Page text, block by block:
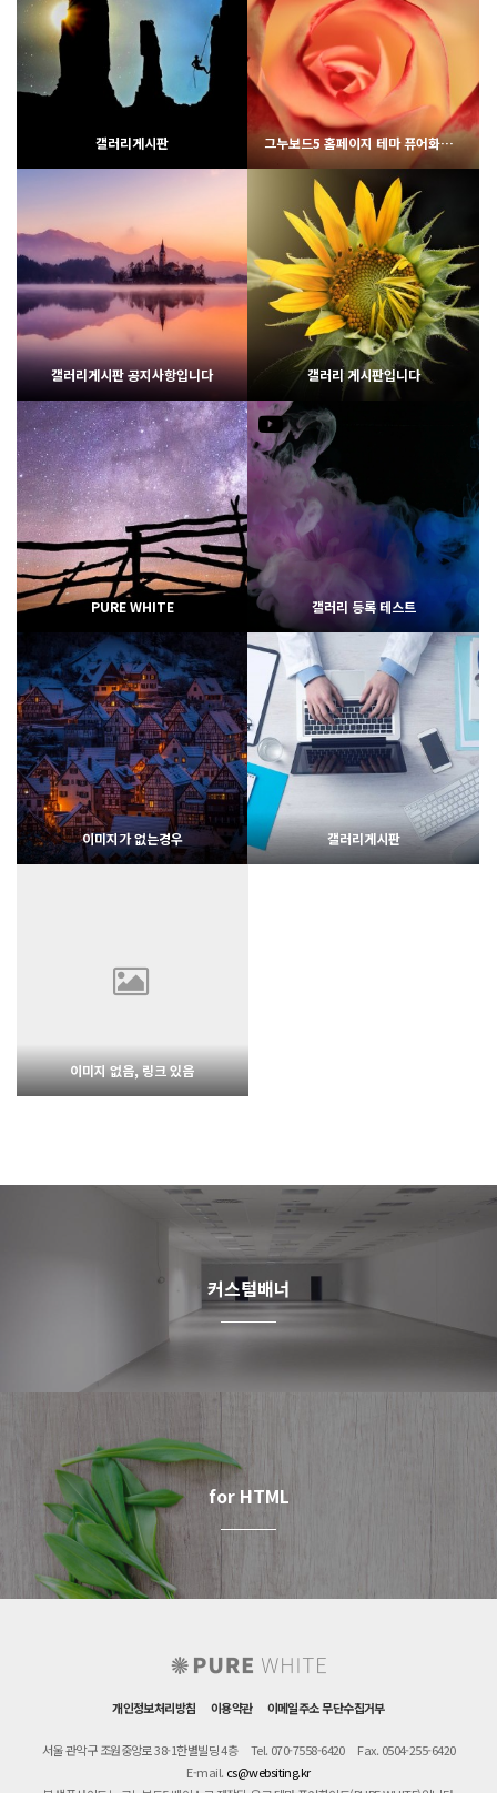
2350
02-06
웹사이팅
1969
02-07
웹사이팅
1947
02-07
웹사이팅
갤러리게시판
1988
02-07
웹사이팅
그누보드5 홈페이지 테마 퓨어화이트
2022
02-06
웹사이팅
갤러리게시판 공지사항입니다
1966
02-07
웹사이팅
갤러리 게시판입니다
1851
02-06
웹사이팅
PURE WHITE
1837
02-07
웹사이팅
갤러리 등록 테스트
1512
02-06
웹사이팅
이미지가 없는경우 갤러리게시판
이미지 없음, 링크 있음
커스텀배너
for HTML
개인정보처리방침 이용약관 이메일주소 무단수집거부
서울 관악구 조원중앙로 38-1한별빌딩 4층 Tel. 070-7558-6420
Fax. 0504-255-6420
E-mail. cs@websiting.kr